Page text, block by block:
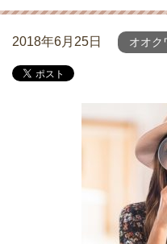
2018年6月25日 オオク